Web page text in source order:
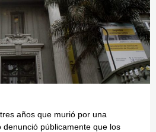
años que murió por una
denunció públicamente que los